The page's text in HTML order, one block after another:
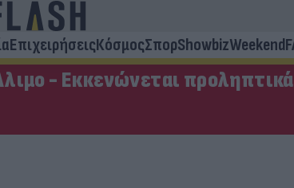
ΕπιχειρήσειςΚόσμοςΣπορShowbizWeekend
- Εκκενώνεται